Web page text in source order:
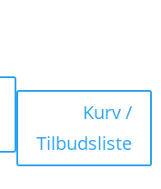
Kurv /
Tilbudsliste